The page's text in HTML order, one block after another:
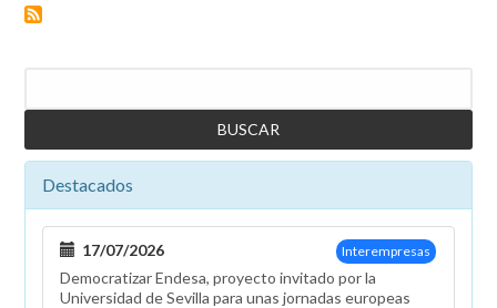
Destacados
Interempresas
17/07/2026
Democratizar Endesa, proyecto invitado por la
Universidad de Sevilla para unas jornadas europeas